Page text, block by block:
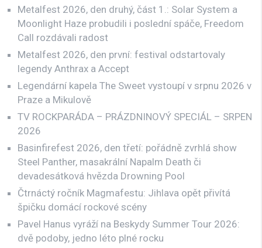
Metalfest 2026, den druhý, část 1.: Solar System a
Moonlight Haze probudili i poslední spáče, Freedom
Call rozdávali radost
Metalfest 2026, den první: festival odstartovaly
legendy Anthrax a Accept
Legendární kapela The Sweet vystoupí v srpnu 2026 v
Praze a Mikulově
TV ROCKPARÁDA – PRÁZDNINOVÝ SPECIÁL – SRPEN
2026
Basinfirefest 2026, den třetí: pořádně zvrhlá show
Steel Panther, masakrální Napalm Death či
devadesátková hvězda Drowning Pool
Čtrnáctý ročník Magmafestu: Jihlava opět přivítá
špičku domácí rockové scény
Pavel Hanus vyráží na Beskydy Summer Tour 2026:
dvě podoby, jedno léto plné rocku